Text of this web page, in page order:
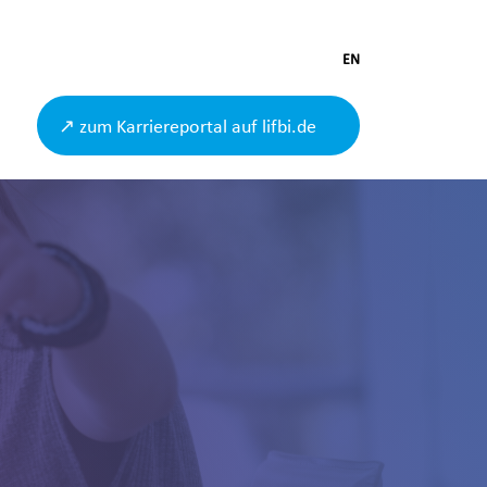
EN
↗ zum Karriereportal auf lifbi.de